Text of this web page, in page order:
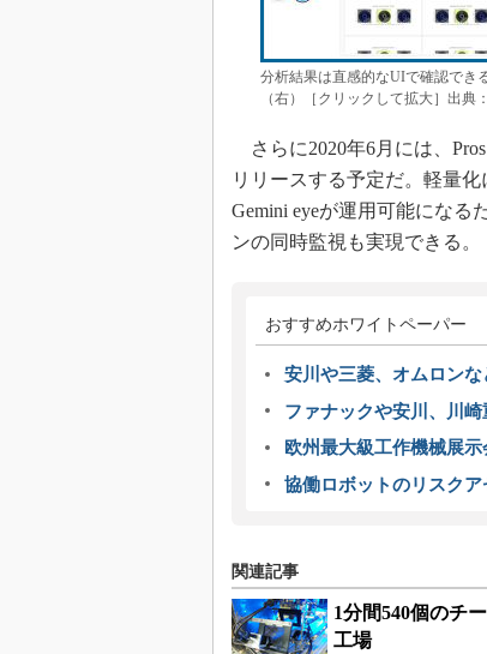
分析結果は直感的なUIで確認でき
（右）［クリックして拡大］出典
さらに2020年6月には、
リリースする予定だ。軽量
Gemini eyeが運用可能になる
ンの同時監視も実現できる。
おすすめホワイトペーパー
安川や三菱、オムロン
ファナックや安川、川
欧州最大級工作機械展
協働ロボットのリスク
関連記事
1分間540個のチ
工場